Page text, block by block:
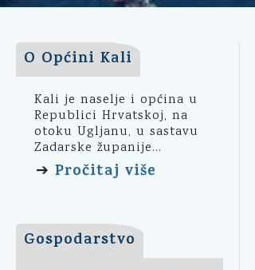
O Općini Kali
Kali je naselje i općina u
Republici Hrvatskoj, na
otoku Ugljanu, u sastavu
Zadarske županije...
➔ Pročitaj više
Gospodarstvo